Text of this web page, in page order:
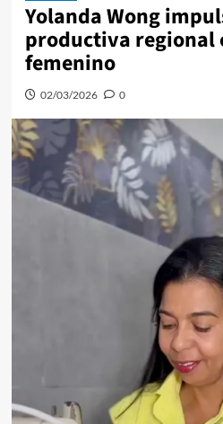
Yolanda Wong
productiva regional
femenino
02/03/2026 0